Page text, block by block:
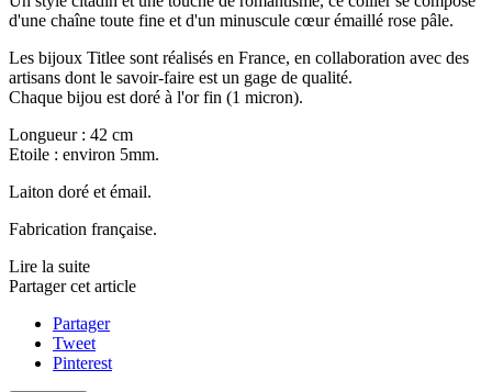
d'une chaîne toute fine et d'un minuscule cœur émaillé rose pâle.
Les bijoux Titlee sont réalisés en France, en collaboration avec des
artisans dont le savoir-faire est un gage de qualité.
Chaque bijou est doré à l'or fin (1 micron).
Longueur : 42 cm
Etoile : environ 5mm.
Laiton doré et émail.
Fabrication française.
Lire la suite
Partager cet article
Partager
Tweet
Pinterest